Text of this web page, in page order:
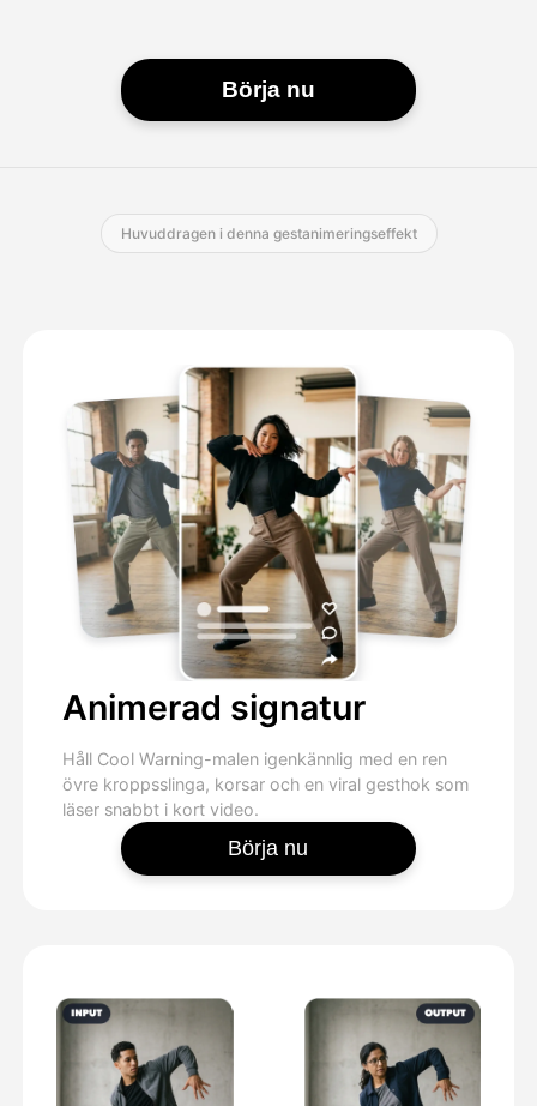
Börja nu
Huvuddragen i denna gestanimeringseffekt
Animerad signatur
Håll Cool Warning-malen igenkännlig med en ren
övre kroppsslinga, korsar och en viral gesthok som
läser snabbt i kort video.
Börja nu